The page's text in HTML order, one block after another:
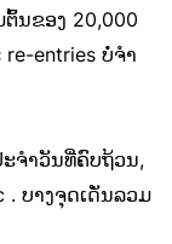
ນຂອງ 20,000
entries ບໍ່ຈໍາ
ຈໍາວັນທີ່ຄົບຖ້ວນ,
. ບາງຈຸດເດັ່ນລວມ